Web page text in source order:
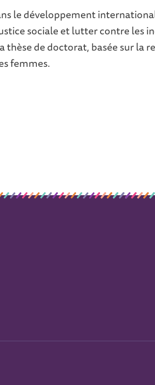
le développement
sociale et lutter contre les
thèse de doctorat, basée sur la
femmes.